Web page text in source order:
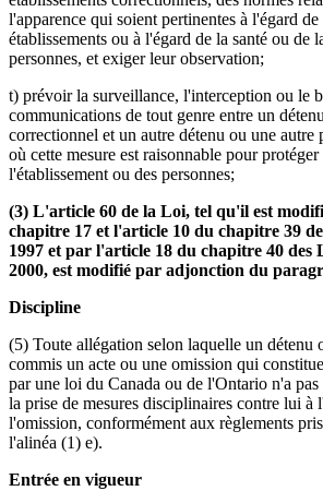
l'apparence qui soient pertinentes à l'égard de
établissements ou à l'égard de la santé ou de
personnes, et exiger leur observation;
t) prévoir la surveillance, l'interception ou le
communications de tout genre entre un
correctionnel et un autre détenu ou une autre
où cette mesure est raisonnable pour
l'établissement ou des personnes;
(3) L'article 60 de la Loi, tel qu'il est
chapitre 17 et l'article 10 du chapitre 39
1997 et par l'article 18 du chapitre 40 des
2000, est modifié par adjonction du
Discipline
(5) Toute allégation selon laquelle un détenu
commis un acte ou une omission qui
par une loi du Canada ou de l'Ontario n'a
la prise de mesures disciplinaires contre lui à
l'omission, conformément aux règlements
l'alinéa (1) e).
Entrée en vigueur